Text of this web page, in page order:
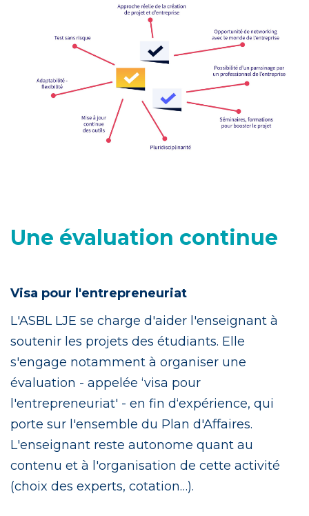
Une évaluation continue
Visa pour l'entrepreneuriat
L'ASBL LJE se charge d'aider l'enseignant à
soutenir les projets des étudiants. Elle
s'engage notamment à organiser une
évaluation - appelée ‘visa pour
l'entrepreneuriat' - en fin d‘expérience, qui
porte sur l'ensemble du Plan d'Affaires.
L'enseignant reste autonome quant au
contenu et à l'organisation de cette activité
(choix des experts, cotation…).